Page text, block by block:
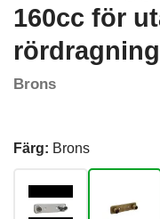
160cc för
rördragning
Brons
Färg: Brons